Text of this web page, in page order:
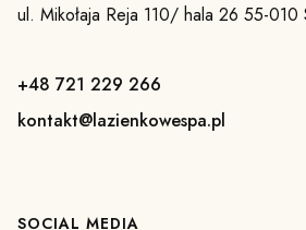
ul. Mikołaja Reja 110/ hala 26 55-010
+48 721 229 266
kontakt@lazienkowespa.pl
SOCIAL MEDIA